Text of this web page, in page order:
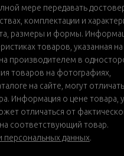
мере передавать
комплектации и
размеры и формы.
товаров, указанная на
производителем в
товаров на фотографиях,
на сайте, могут
Информация о цене товара,
отличаться от
соответствующий товар.
персональных данных.